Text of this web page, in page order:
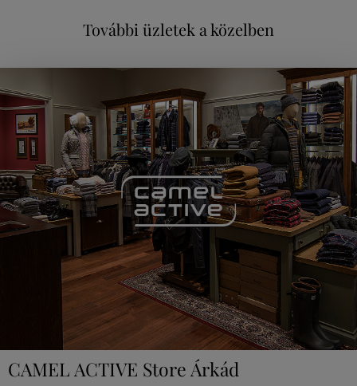
További üzletek a közelben
CAMEL ACTIVE Store Árkád